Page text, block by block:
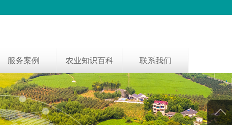
服务案例 农业知识百科 联系我们